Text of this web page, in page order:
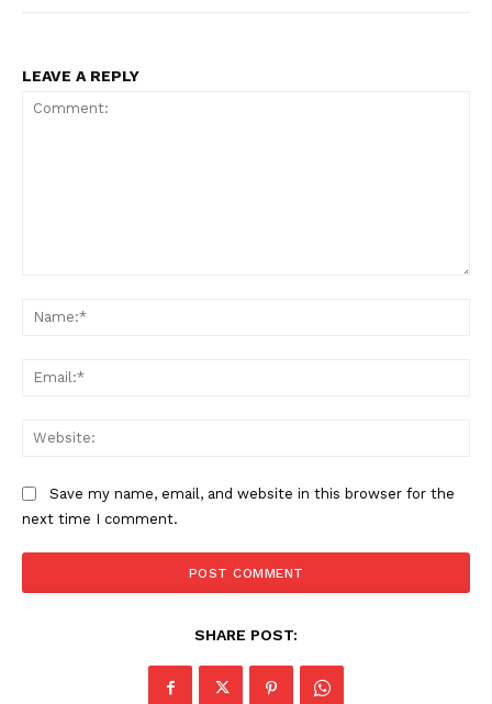
LEAVE A REPLY
Save my name, email, and website in this browser for the
next time I comment.
SHARE POST: